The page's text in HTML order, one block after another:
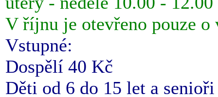
V říjnu je otevřeno pouze o
Vstupné:
Dospělí 40 Kč
Děti od 6 do 15 let a